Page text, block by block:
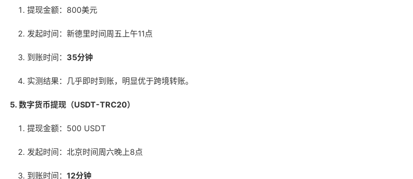
提现金额：800美元
发起时间：新德里时间周五上午11点
到账时间： 35分钟
实测结果：几乎即时到账，明显优于跨境转账。
5. 数字货币提现（USDT-TRC20）
提现金额：500 USDT
发起时间：北京时间周六晚上8点
到账时间： 12分钟